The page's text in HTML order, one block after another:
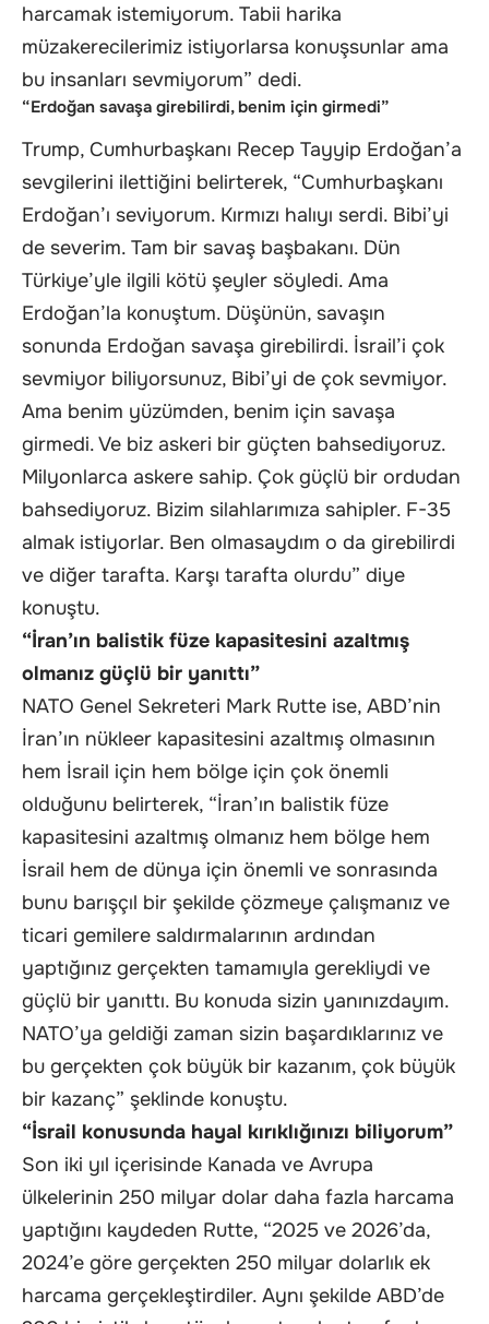
harcamak istemiyorum. Tabii harika
müzakerecilerimiz istiyorlarsa konuşsunlar ama
bu insanları sevmiyorum” dedi.
“Erdoğan savaşa girebilirdi, benim için girmedi”
Trump, Cumhurbaşkanı Recep Tayyip Erdoğan’a
sevgilerini ilettiğini belirterek, “Cumhurbaşkanı
Erdoğan’ı seviyorum. Kırmızı halıyı serdi. Bibi’yi
de severim. Tam bir savaş başbakanı. Dün
Türkiye’yle ilgili kötü şeyler söyledi. Ama
Erdoğan’la konuştum. Düşünün, savaşın
sonunda Erdoğan savaşa girebilirdi. İsrail’i çok
sevmiyor biliyorsunuz, Bibi’yi de çok sevmiyor.
Ama benim yüzümden, benim için savaşa
girmedi. Ve biz askeri bir güçten bahsediyoruz.
Milyonlarca askere sahip. Çok güçlü bir ordudan
bahsediyoruz. Bizim silahlarımıza sahipler. F-35
almak istiyorlar. Ben olmasaydım o da girebilirdi
ve diğer tarafta. Karşı tarafta olurdu” diye
konuştu.
“İran’ın balistik füze kapasitesini azaltmış
olmanız güçlü bir yanıttı”
NATO Genel Sekreteri Mark Rutte ise, ABD’nin
İran’ın nükleer kapasitesini azaltmış olmasının
hem İsrail için hem bölge için çok önemli
olduğunu belirterek, “İran’ın balistik füze
kapasitesini azaltmış olmanız hem bölge hem
İsrail hem de dünya için önemli ve sonrasında
bunu barışçıl bir şekilde çözmeye çalışmanız ve
ticari gemilere saldırmalarının ardından
yaptığınız gerçekten tamamıyla gerekliydi ve
güçlü bir yanıttı. Bu konuda sizin yanınızdayım.
NATO’ya geldiği zaman sizin başardıklarınız ve
bu gerçekten çok büyük bir kazanım, çok büyük
bir kazanç” şeklinde konuştu.
“İsrail konusunda hayal kırıklığınızı biliyorum”
Son iki yıl içerisinde Kanada ve Avrupa
ülkelerinin 250 milyar dolar daha fazla harcama
yaptığını kaydeden Rutte, “2025 ve 2026’da,
2024’e göre gerçekten 250 milyar dolarlık ek
harcama gerçekleştirdiler. Aynı şekilde ABD’de